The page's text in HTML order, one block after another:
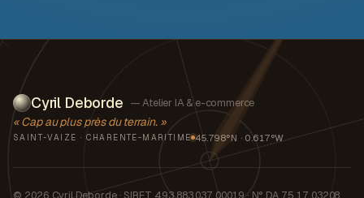
Cyril Deborde — Atelier IA & e-commerce
« Cap au plus près du terrain. »
SAINT-VAIZE · CHARENTE-MARITIME 45.798°N · 0.617°W
© 2026 Cyril Deborde · SIRET 493 883 037 00019 · N° DA 75 17 03208